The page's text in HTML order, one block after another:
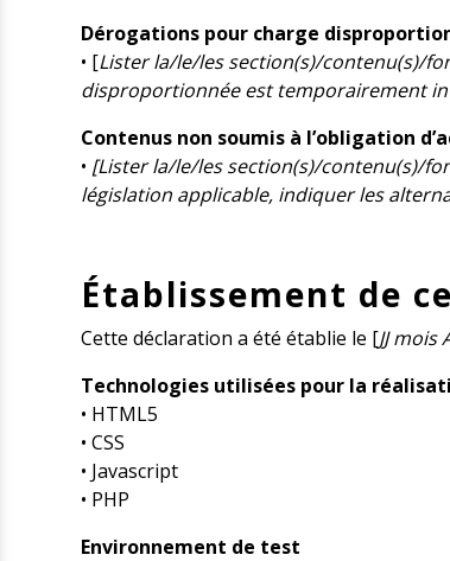
Dérogations pour charge
• [Lister la/le/les section(s)/contenu(s)/
disproportionnée est temporairement
Contenus non soumis à l’obligation
• [Lister la/le/les section(s)/contenu(s)/
législation applicable, indiquer les
Établissement de
Cette déclaration a été établie le [JJ mois
Technologies utilisées pour la
• HTML5
• CSS
• Javascript
• PHP
Environnement de test